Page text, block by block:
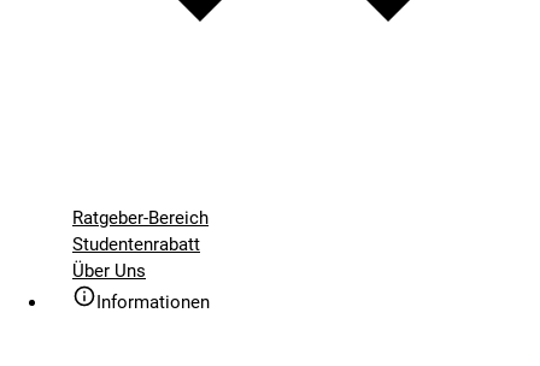
Ratgeber-Bereich
Studentenrabatt
Über Uns
Informationen